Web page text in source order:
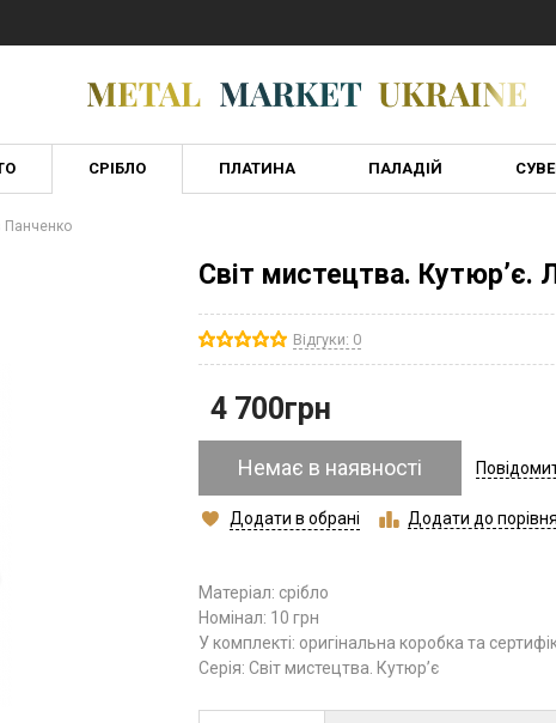
СРІБЛО ПЛАТИНА ПАЛАДІЙ
Панченко
Світ мистецтва. Кутюр’є.
Відгуки: 0
4 700грн
Немає в наявності
Додати в обрані Додати до
Матеріал: срібло
Номінал: 10 грн
У комплекті: оригінальна коробка та
Серія: Світ мистецтва. Кутюр’є